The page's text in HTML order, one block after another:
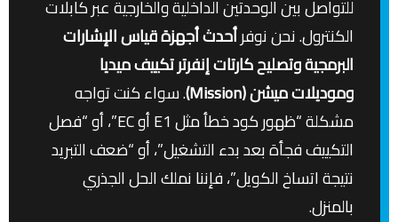
للتواصل بين الوحدتين الداخلية والخارجية عبر كابلات
الكنترول. نحن نوفرأحدث أجهزة قياس الإشارات
البرمجية وتصليح كارتات إنفرتر تكييف ميديا
وموديلات ميشن (Mission)
. سواء كنت تواجه
مشكلة “ظهور كود خطأ مثل E1 أو EC”، أو “فصل
التكييف فجأة بعد بدء التشغيل”، أو “ضعف التبريد
نتيجة اتساخ الكويل”، فإننا نملك الحل الجذري
بالمنزل.